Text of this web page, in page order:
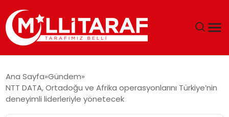
ÖZEL SAYFALAR
Ana Sayfa Gündem
NTT DATA, Ortadoğu ve Afrika operasyonlarını Türkiye’nin
deneyimli liderleriyle yönetecek